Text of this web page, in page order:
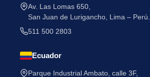
Av. Las Lomas 650,
San Juan de Lurigancho, Lima – Perú.
511 500 2803
Ecuador
Parque Industrial Ambato, calle 3F,